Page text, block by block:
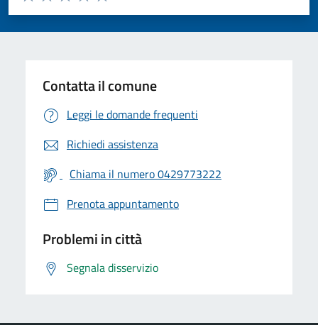
Valuta 5 stelle su 5
Valuta 4 stelle su 5
Valuta 3 stelle su 5
Valuta 2 stelle su 5
Valuta 1 stelle su 5
Contatta il comune
Leggi le domande frequenti
Richiedi assistenza
Chiama il numero 0429773222
Prenota appuntamento
Problemi in città
Segnala disservizio